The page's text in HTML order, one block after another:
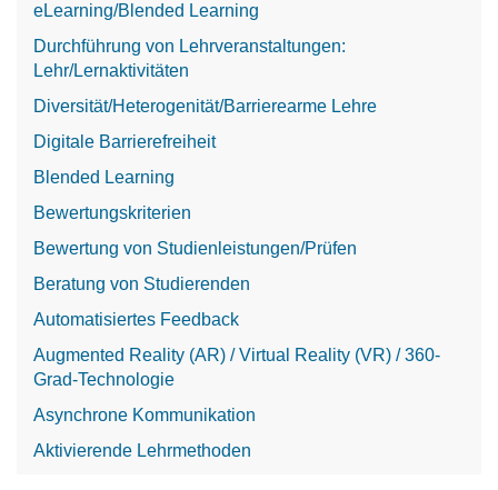
eLearning/Blended Learning
Durchführung von Lehrveranstaltungen:
Lehr/Lernaktivitäten
Diversität/Heterogenität/Barrierearme Lehre
Digitale Barrierefreiheit
Blended Learning
Bewertungskriterien
Bewertung von Studienleistungen/Prüfen
Beratung von Studierenden
Automatisiertes Feedback
Augmented Reality (AR) / Virtual Reality (VR) / 360-
Grad-Technologie
Asynchrone Kommunikation
Aktivierende Lehrmethoden